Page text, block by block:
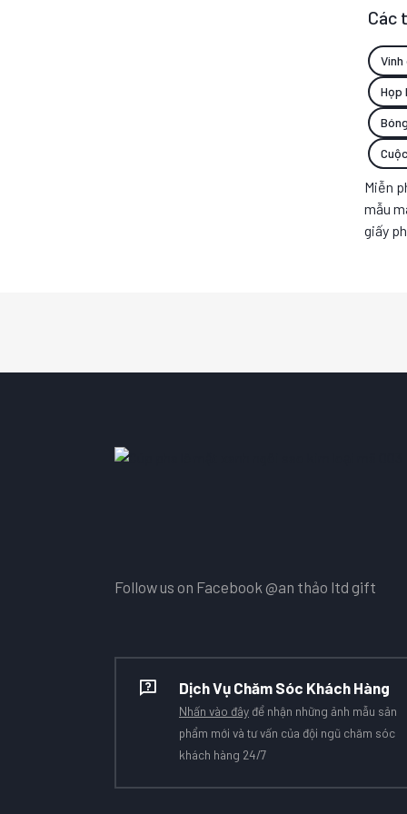
Các
Vinh
Họp
Miễn
mẫu
giấy
Follow us on Facebook @an thảo ltd gift
Dịch Vụ Chăm Sóc Khách Hàng
Nhấn vào đây để nhận những ảnh mẫu sản
phẩm mới và tư vấn của đội ngũ chăm sóc
khách hàng 24/7